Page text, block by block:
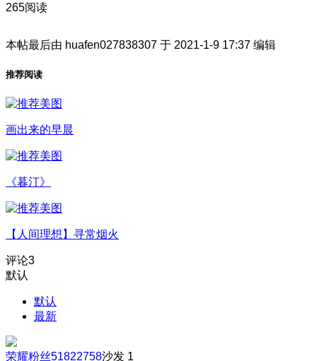
265阅读
本帖最后由 huafen027838307 于 2021-1-9 17:37 编辑
推荐阅读
画出来的早晨
《暮汀》
【人间理想】寻常烟火
评论3
默认
默认
最新
荣耀粉丝51822758沙发 1